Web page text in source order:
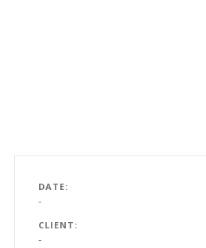
DATE
-
CLIENT
-